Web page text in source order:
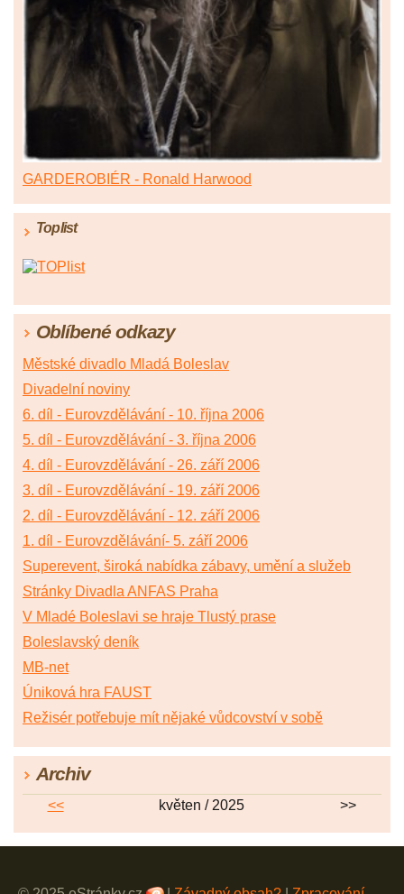
GARDEROBIÉR - Ronald Harwood
Toplist
Oblíbené odkazy
Městské divadlo Mladá Boleslav
Divadelní noviny
6. díl - Eurovzdělávání - 10. října 2006
5. díl - Eurovzdělávání - 3. října 2006
4. díl - Eurovzdělávání - 26. září 2006
3. díl - Eurovzdělávání - 19. září 2006
2. díl - Eurovzdělávání - 12. září 2006
1. díl - Eurovzdělávání- 5. září 2006
Superevent, široká nabídka zábavy, umění a služeb
Stránky Divadla ANFAS Praha
V Mladé Boleslavi se hraje Tlustý prase
Boleslavský deník
MB-net
Úniková hra FAUST
Režisér potřebuje mít nějaké vůdcovství v sobě
Archiv
<< květen / 2025 >>